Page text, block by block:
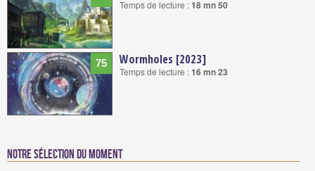
Temps de lecture :18 mn 50
75 Wormholes [2023]
Temps de lecture :16 mn 23
Notre sélection du moment